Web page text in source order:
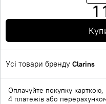
1
Усі товари бренду Clarins
Оплачуйте покупку
4 платежів або